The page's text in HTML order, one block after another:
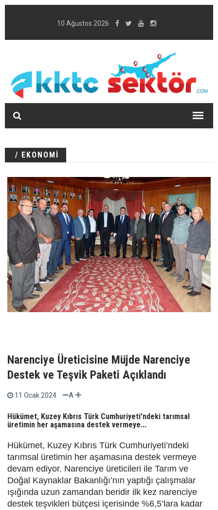
10 Ağustos 2026
/ EKONOMİ
Narenciye Üreticisine Müjde Narenciye
Destek ve Teşvik Paketi Açıklandı
11 Ocak 2024 A
Hükümet, Kuzey Kıbrıs Türk Cumhuriyeti’ndeki tarımsal
üretimin her aşamasına destek vermeye...
Hükümet, Kuzey Kıbrıs Türk Cumhuriyeti’ndeki
tarımsal üretimin her aşamasına destek vermeye
devam ediyor. Narenciye üreticileri ile Tarım ve
Doğal Kaynaklar Bakanlığı’nın yaptığı çalışmalar
ışığında uzun zamandan beridir ilk kez narenciye
destek teşvikleri bütçesi içerisinde %6,5’lara kadar